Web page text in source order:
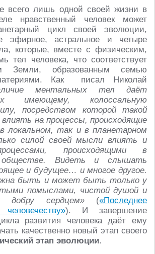
всего лишь одной своей жизни в
нравственный человек может
цикл своей эволюции,
эфирное, астральное и четыре
которые, вместе с физическим,
тел человека, что соответствует
Земли, образованным семью
Как писал Николай
ментальных тел даёт
имеющему, колоссальную
посредством которой такой
на процессы, происходящие
локальном, так и в планетарном
силой своей мысли влиять и
происходящими в
обществе. Видеть и слышать
и будущее… и многое другое.
быть и может быть только у
помыслами, чистой душой и
сердцем»(«Последнее
). И завершение
развития человека даёт ему
качественно новый этап своего
этап эволюции.